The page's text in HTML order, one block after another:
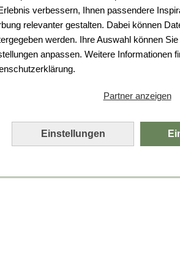
verbessern, Ihnen passendere
relevanter gestalten. Dabei können
werden. Ihre Auswahl können
anpassen. Weitere Informationen
Partner anzeigen
Einstellungen